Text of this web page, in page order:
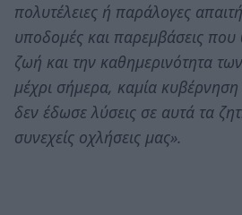
πολυτέλειες ή παράλογες
υποδομές και παρεμβάσεις που
ζωή και την καθημερινότητα
μέχρι σήμερα, καμία
δεν έδωσε λύσεις σε αυτά τα
συνεχείς οχλήσεις μας».